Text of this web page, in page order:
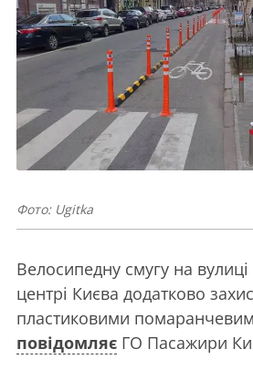
Фото: Ugitka
Велосипедну смугу на вулиці
центрі Києва додатково
пластиковими
повідомляє ГО Пасажири